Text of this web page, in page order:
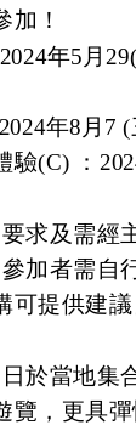
加！
年5月
年8月7
(C) ：
求及需經
加者需自
可提供建
於當地集
，更具彈